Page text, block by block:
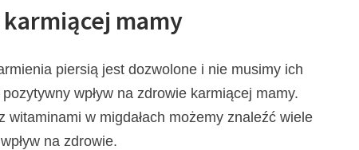
mamy
piersią jest dozwolone i nie musimy ich
wpływ na zdrowie karmiącej mamy.
w migdałach możemy znaleźć wiele
na zdrowie.